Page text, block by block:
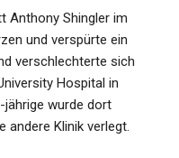
Anthony Shingler im
und verspürte ein
verschlechterte sich
Hospital in
wurde dort
andere Klinik verlegt.